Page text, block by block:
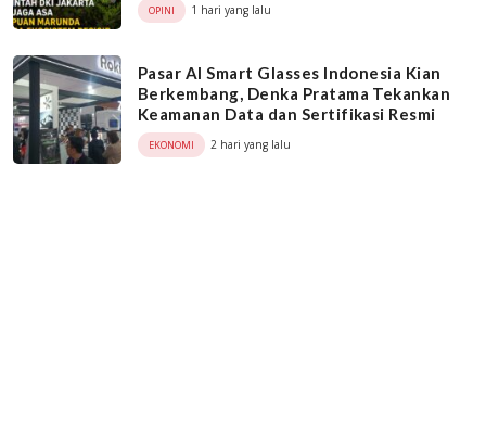
OPINI 1 hari yang lalu
Pasar AI Smart Glasses Indonesia Kian
Berkembang, Denka Pratama Tekankan
Keamanan Data dan Sertifikasi Resmi
EKONOMI 2 hari yang lalu